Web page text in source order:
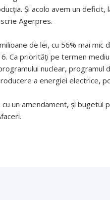
Şi acolo avem un deficit,
Agerpres.
de lei, cu 56% mai mic
Ca priorităţi pe termen
nuclear, programul
a energiei electrice,
un amendament, și bugetul